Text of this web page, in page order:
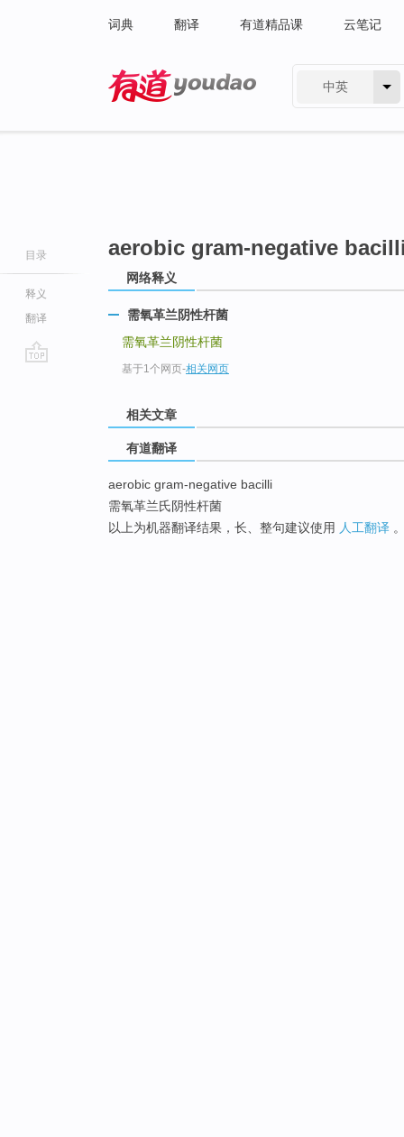
词典 翻译 有道精品课 云笔记
中英
目录
释义
翻译
aerobic gram-negative
网络释义
需氧革兰阴性杆菌
需氧革兰阴性杆菌
基于1个网页-相关网页
相关文章
有道翻译
aerobic gram-negative bacilli
需氧革兰氏阴性杆菌
以上为机器翻译结果，长、整句建议使用 人工翻译